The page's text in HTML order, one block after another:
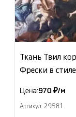
Ткань Твил
Фрески в
Цена:970 ₽/м
Артикул: 29581